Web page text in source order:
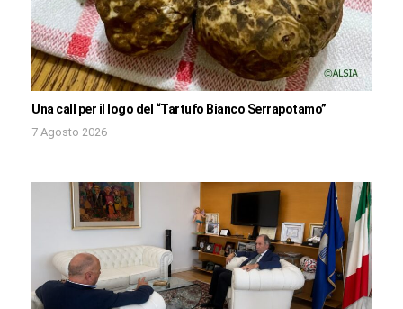
Una call per il logo del “Tartufo Bianco Serrapotamo”
7 Agosto 2026